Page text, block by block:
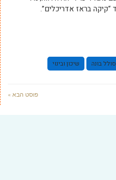
בראז אדריכלים”.
סולל בונה שיכון ובינוי
פוסט הבא »